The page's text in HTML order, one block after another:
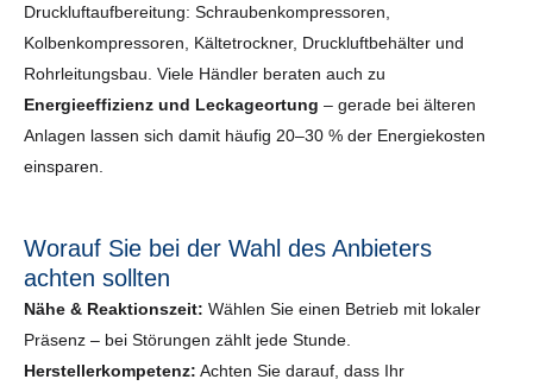
Druckluftaufbereitung: Schraubenkompressoren,
Kolbenkompressoren, Kältetrockner, Druckluftbehälter und
Rohrleitungsbau. Viele Händler beraten auch zu
Energieeffizienz und Leckageortung – gerade bei älteren
Anlagen lassen sich damit häufig 20–30 % der Energiekosten
einsparen.
Worauf Sie bei der Wahl des Anbieters
achten sollten
Nähe & Reaktionszeit: Wählen Sie einen Betrieb mit lokaler
Präsenz – bei Störungen zählt jede Stunde.
Herstellerkompetenz: Achten Sie darauf, dass Ihr